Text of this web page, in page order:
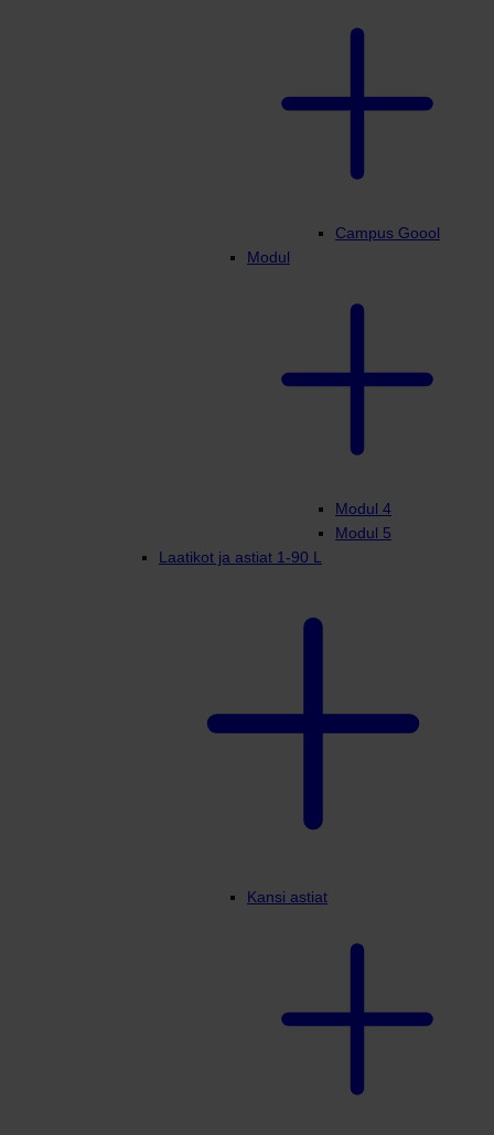
Campus Goool
Modul
Modul 4
Modul 5
Laatikot ja astiat 1-90 L
Kansi astiat